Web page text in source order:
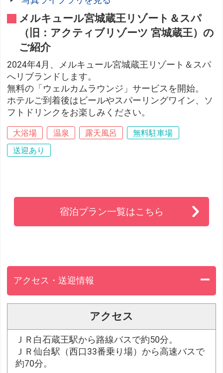
メルキュール宮城蔵王リゾート＆スパ
（旧：アクティブリゾーツ 宮城蔵王）の
ご紹介
2024年4月、メルキュール宮城蔵王リゾート＆スパ
へリブランドします。
無料の「ウェルカムラウンジ」サービスを開始。
ホテルご到着後はビールやスパーリングワイン、ソ
フトドリンクをお楽しみください。
大浴場 温泉 露天風呂
無料駐車場
送迎あり
宿泊プラン一覧はこちら
アクセス・送迎情報
アクセス
ＪＲ白石蔵王駅から路線バスで約50分。
ＪＲ仙台駅（西口33番乗り場）から高速バスで
約70分。